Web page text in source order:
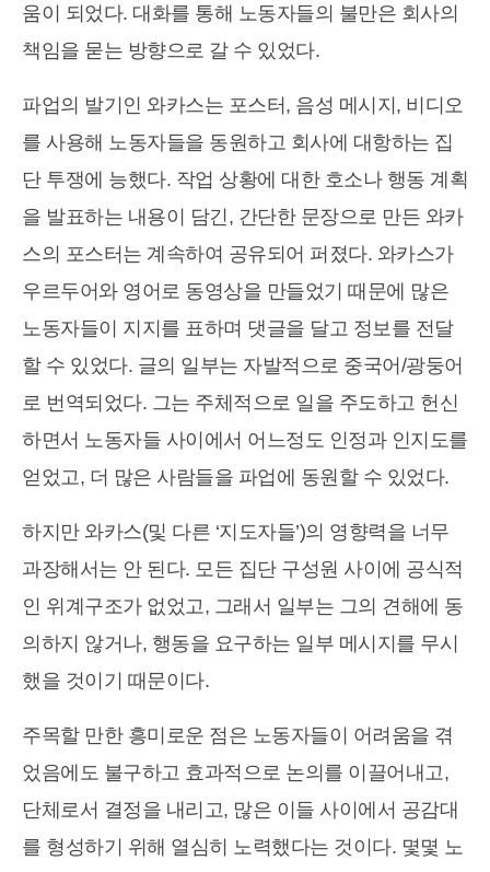
움이 되었다. 대화를 통해 노동자들의 불만은 회사의
책임을 묻는 방향으로 갈 수 있었다.
파업의 발기인 와카스는 포스터, 음성 메시지, 비디오
를 사용해 노동자들을 동원하고 회사에 대항하는 집
단 투쟁에 능했다. 작업 상황에 대한 호소나 행동 계획
을 발표하는 내용이 담긴, 간단한 문장으로 만든 와카
스의 포스터는 계속하여 공유되어 퍼졌다. 와카스가
우르두어와 영어로 동영상을 만들었기 때문에 많은
노동자들이 지지를 표하며 댓글을 달고 정보를 전달
할 수 있었다. 글의 일부는 자발적으로 중국어/광둥어
로 번역되었다. 그는 주체적으로 일을 주도하고 헌신
하면서 노동자들 사이에서 어느정도 인정과 인지도를
얻었고, 더 많은 사람들을 파업에 동원할 수 있었다.
하지만 와카스(및 다른 ‘지도자들’)의 영향력을 너무
과장해서는 안 된다. 모든 집단 구성원 사이에 공식적
인 위계구조가 없었고, 그래서 일부는 그의 견해에 동
의하지 않거나, 행동을 요구하는 일부 메시지를 무시
했을 것이기 때문이다.
주목할 만한 흥미로운 점은 노동자들이 어려움을 겪
었음에도 불구하고 효과적으로 논의를 이끌어내고,
단체로서 결정을 내리고, 많은 이들 사이에서 공감대
를 형성하기 위해 열심히 노력했다는 것이다. 몇몇 노